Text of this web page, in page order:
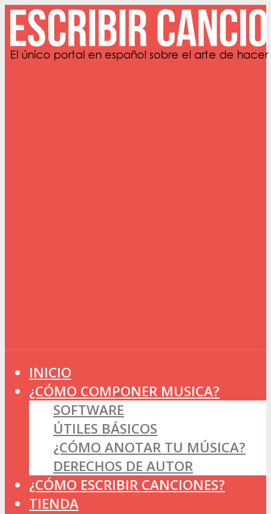
INICIO
¿CÓMO COMPONER MUSICA?
SOFTWARE
ÚTILES BÁSICOS
¿CÓMO ANOTAR TU MÚSICA?
DERECHOS DE AUTOR
¿CÓMO ESCRIBIR CANCIONES?
TIENDA